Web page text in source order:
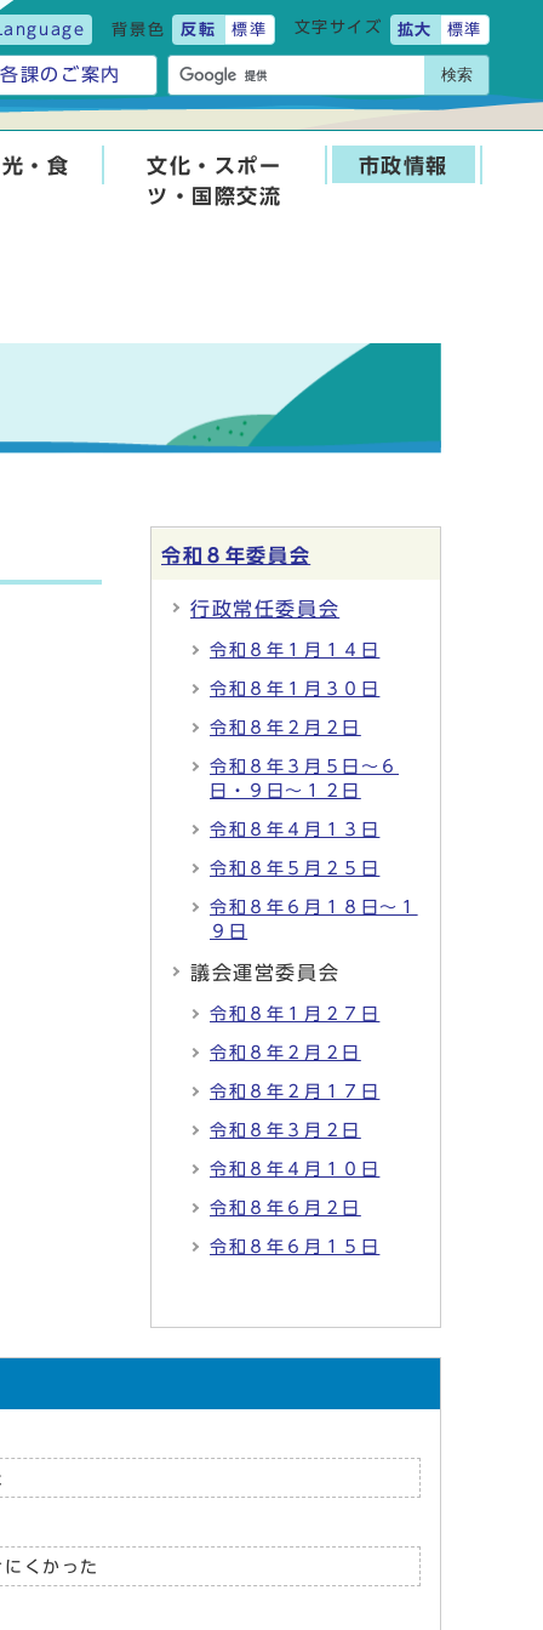
背景色 反転 標準 文字サイズ 拡大 標準
各課のご案内 検索
・食
文化・スポー
ツ・国際交流
市政情報
令和８年委員会
行政常任委員会
令和８年１月１４日
令和８年１月３０日
令和８年２月２日
令和８年３月５日～６
日・９日～１２日
令和８年４月１３日
令和８年５月２５日
令和８年６月１８日～１
９日
議会運営委員会
令和８年１月２７日
令和８年２月２日
令和８年２月１７日
令和８年３月２日
令和８年４月１０日
令和８年６月２日
令和８年６月１５日
くかった